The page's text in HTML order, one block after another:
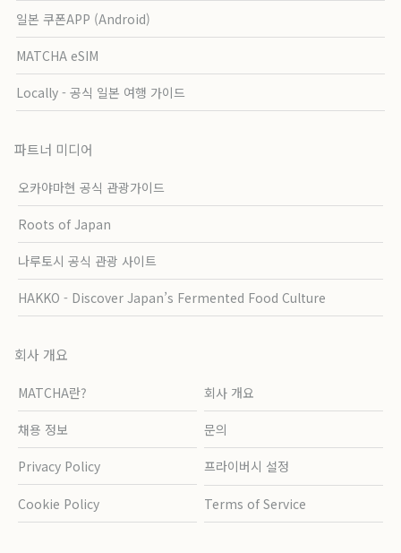
일본 쿠폰APP (Android)
MATCHA eSIM
Locally - 공식 일본 여행 가이드
파트너 미디어
오카야마현 공식 관광가이드
Roots of Japan
나루토시 공식 관광 사이트
HAKKO - Discover Japan’s Fermented Food Culture
회사 개요
MATCHA란? 회사 개요
채용 정보 문의
Privacy Policy 프라이버시 설정
Cookie Policy Terms of Service